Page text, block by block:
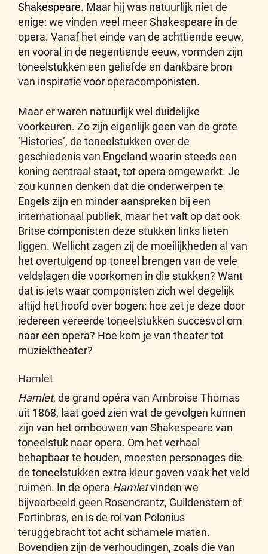
Shakespeare. Maar hij was natuurlijk niet de
enige: we vinden veel meer Shakespeare in de
opera. Vanaf het einde van de achttiende eeuw,
en vooral in de negentiende eeuw, vormden zijn
toneelstukken een geliefde en dankbare bron
van inspiratie voor operacomponisten.
Maar er waren natuurlijk wel duidelijke
voorkeuren. Zo zijn eigenlijk geen van de grote
‘Histories’, de toneelstukken over de
geschiedenis van Engeland waarin steeds een
koning centraal staat, tot opera omgewerkt. Je
zou kunnen denken dat die onderwerpen te
Engels zijn en minder aanspreken bij een
internationaal publiek, maar het valt op dat ook
Britse componisten deze stukken links lieten
liggen. Wellicht zagen zij de moeilijkheden al van
het overtuigend op toneel brengen van de vele
veldslagen die voorkomen in die stukken? Want
dat is iets waar componisten zich wel degelijk
altijd het hoofd over bogen: hoe zet je deze door
iedereen vereerde toneelstukken succesvol om
naar een opera? Hoe kom je van theater tot
muziektheater?
Hamlet
Hamlet, de grand opéra van Ambroise Thomas
uit 1868, laat goed zien wat de gevolgen kunnen
zijn van het ombouwen van Shakespeare van
toneelstuk naar opera. Om het verhaal
behapbaar te houden, moesten personages die
de toneelstukken extra kleur gaven vaak het veld
ruimen. In de opera Hamletvinden we
bijvoorbeeld geen Rosencrantz, Guildenstern of
Fortinbras, en is de rol van Polonius
teruggebracht tot acht schamele maten.
Bovendien zijn de verhoudingen, zoals die van